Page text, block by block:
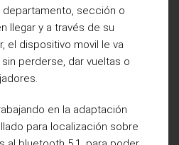
departamento, sección o
llegar y a través de su
el dispositivo movil le va
perderse, dar vueltas o
en la adaptación
para localización sobre